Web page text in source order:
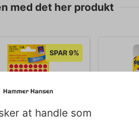
at handle som
med det her produkt
SPAR 9%